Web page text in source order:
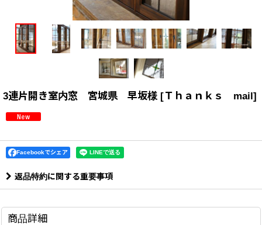
3連片開き室内窓 宮城県 早坂様 [Ｔｈａｎｋｓ mail]
Facebookでシェア
返品特約に関する重要事項
商品詳細